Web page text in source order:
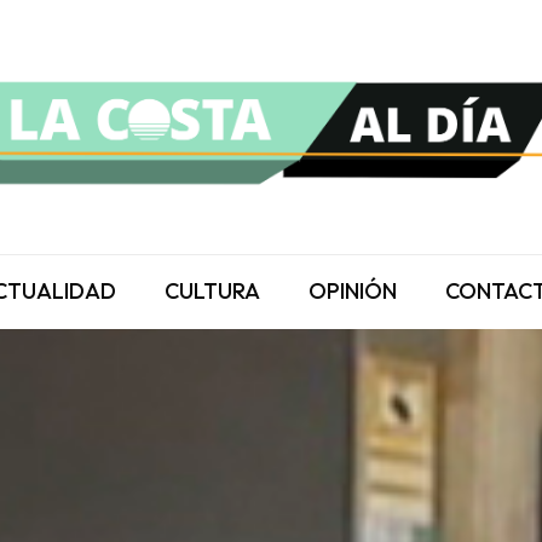
CULTURA OPINIÓN